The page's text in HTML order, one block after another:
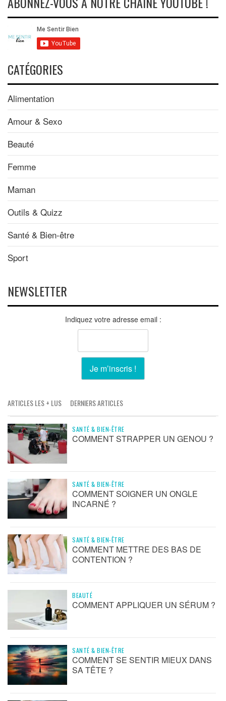
CATÉGORIES
Alimentation
Amour & Sexo
Beauté
Femme
Maman
Outils & Quizz
Santé & Bien-être
Sport
NEWSLETTER
Indiquez votre adresse email :
ARTICLES LES + LUS DERNIERS ARTICLES
SANTÉ & BIEN-ÊTRE
COMMENT STRAPPER UN GENOU ?
SANTÉ & BIEN-ÊTRE
COMMENT SOIGNER UN ONGLE
INCARNÉ ?
SANTÉ & BIEN-ÊTRE
COMMENT METTRE DES BAS DE
CONTENTION ?
BEAUTÉ
COMMENT APPLIQUER UN SÉRUM ?
SANTÉ & BIEN-ÊTRE
COMMENT SE SENTIR MIEUX DANS
SA TÊTE ?